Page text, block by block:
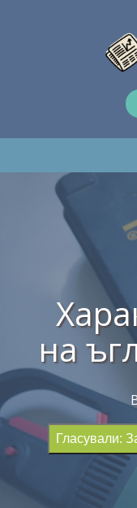
на
Гласували: